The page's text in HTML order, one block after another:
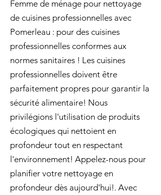
Femme de ménage pour nettoyage
de cuisines professionnelles avec
Pomerleau : pour des cuisines
professionnelles conformes aux
normes sanitaires ! Les cuisines
professionnelles doivent être
parfaitement propres pour garantir la
sécurité alimentaire! Nous
privilégions l'utilisation de produits
écologiques qui nettoient en
profondeur tout en respectant
l'environnement! Appelez-nous pour
planifier votre nettoyage en
profondeur dès aujourd'hui!. Avec